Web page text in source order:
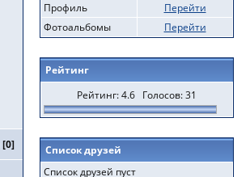
[0]
Профиль
Перейти
Фотоальбомы
Перейти
Рейтинг
Рейтинг: 4.6 Голосов: 31
Список друзей
Список друзей пуст